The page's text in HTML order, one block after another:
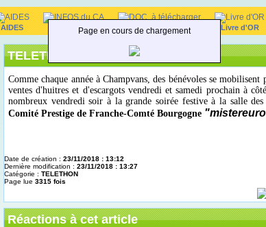
Page en cours de chargement
AIDES INFOS du CA DOC. à télécharger Livre d'OR
TELETHON - Téléthon 2018
Comme chaque année à Champvans, des bénévoles se
ventes d'huitres et d'escargots vendredi et samedi prochain à
nombreux vendredi soir à la grande soirée festive à la salle
Comité Prestige de Franche-Comté Bourgogne
Date de création : 23/11/2018 : 13:12
Dernière modification : 23/11/2018 : 13:27
Catégorie : TELETHON
Page lue 3315 fois
Réactions à cet article